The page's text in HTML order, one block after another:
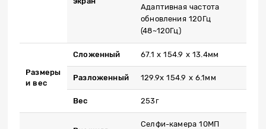
Адаптивная частота
обновления 120Гц
(48~120Гц)
Размеры
и вес
Сложенный 67.1 x 154.9 x 13.4мм
Разложенный 129.9x 154.9 x 6.1мм
Вес 253г
Селфи-камера 10МП